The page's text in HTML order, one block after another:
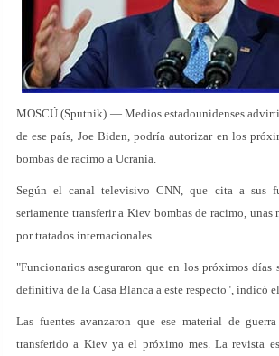
MOSCÚ (Sputnik) — Medios estadounidenses
de ese país, Joe Biden, podría autorizar en los
bombas de racimo a Ucrania.
Según el canal televisivo CNN, que cita a sus
seriamente transferir a Kiev bombas de racimo,
por tratados internacionales.
"Funcionarios aseguraron que en los próximos días
definitiva de la Casa Blanca a este respecto", indicó
Las fuentes avanzaron que ese material de
transferido a Kiev ya el próximo mes. La revista